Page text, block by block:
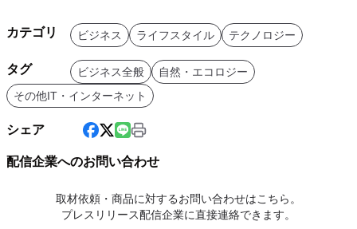
カテゴリ ビジネス ライフスタイル テクノロジー
タグ ビジネス全般
自然・エコロジー
その他IT・インターネット
シェア
配信企業へのお問い合わせ
取材依頼・商品に対するお問い合わせはこちら。
プレスリリース配信企業に直接連絡できます。